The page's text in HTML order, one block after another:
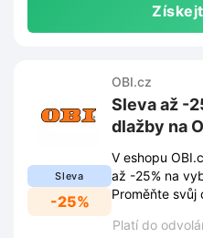
Sleva
-25%
OBI.cz
Sleva až -
dlažby na
V eshopu
až -25% na
Proměňte svůj
Platí do